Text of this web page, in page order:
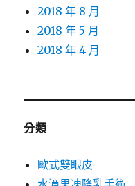
2018 年 8 月
2018 年 5 月
2018 年 4 月
分類
歐式雙眼皮